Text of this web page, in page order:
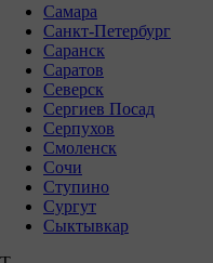
Самара
Санкт-Петербург
Саранск
Саратов
Северск
Сергиев Посад
Серпухов
Смоленск
Сочи
Ступино
Сургут
Сыктывкар